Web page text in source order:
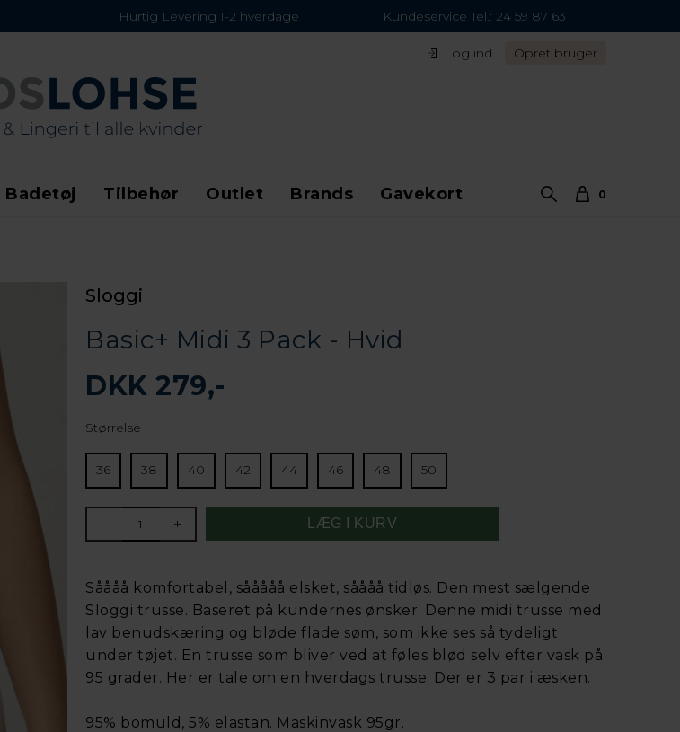
Hurtig Levering 1-2 hverdage Kundeservice Tel.: 24 59 87 63
Log ind Opret bruger
Badetøj Tilbehør Outlet Brands Gavekort 0
Sloggi
Basic+ Midi 3 Pack - Hvid
DKK 279,-
Størrelse
36 38 40 42 44 46 48 50
- +
Såååå komfortabel, sååååå elsket, såååå tidløs. Den mest sælgende
Sloggi trusse. Baseret på kundernes ønsker. Denne midi trusse med
lav benudskæring og bløde flade søm, som ikke ses så tydeligt
under tøjet. En trusse som bliver ved at føles blød selv efter vask på
95 grader. Her er tale om en hverdags trusse. Der er 3 par i æsken.
95% bomuld, 5% elastan. Maskinvask 95gr.